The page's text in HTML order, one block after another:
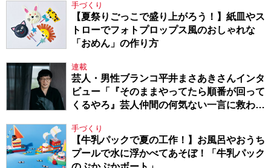
手づくり
【夏祭りごっこで盛り上がろう！】紙皿やス
トローでフォトプロップス風のおしゃれな
「おめん」の作り方
連載
芸人・男性ブランコ平井まさあきさんインタ
ビュー「『そのままやってたら順番が回って
くるやろ』芸人仲間の何気ない一言に救われ
手づくり
【牛乳パックで夏の工作！】お風呂やおうち
プールで水に浮かべてあそぼ！「牛乳パック